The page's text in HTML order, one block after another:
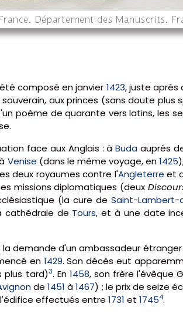
composé en janvier 1423, juste après
aux princes (sans doute
poème de quarante vers latins, les
face aux Anglais : àBuda auprès
Venise (dans le même voyage, en1425
deux royaumes contre l'Angleterre et
missions diplomatiques (deux
(la cure de Saint-Lambert-
cathédrale de Tours, et à une date
demande d'un ambassadeur
en 1429. Son décès eut
plus tard)3. En 1458, son frère l'évêque
de1451 à1467) ; le prix de seize
effectués entre 1731 et 17454.